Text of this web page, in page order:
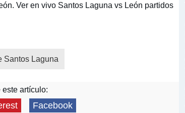
Ver en vivo Santos Laguna vs León partidos
Santos Laguna
este artículo:
Facebook